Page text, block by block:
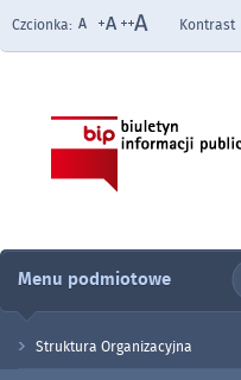
Czcionka: Kontrast
Menu podmiotowe
Struktura Organizacyjna